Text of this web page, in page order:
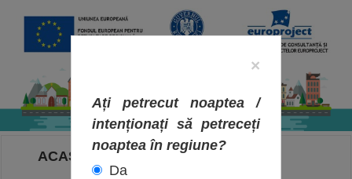
ACASA
×
Ați petrecut noaptea /
intenționați să petreceți
noaptea în regiune?
Da